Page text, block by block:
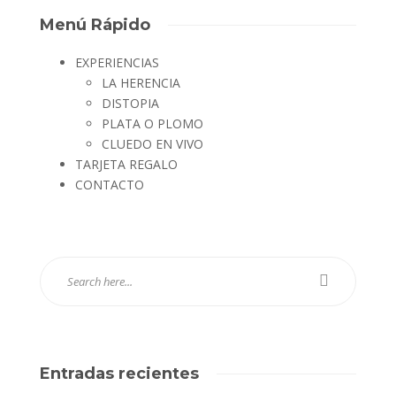
Menú Rápido
EXPERIENCIAS
LA HERENCIA
DISTOPIA
PLATA O PLOMO
CLUEDO EN VIVO
TARJETA REGALO
CONTACTO
Entradas recientes